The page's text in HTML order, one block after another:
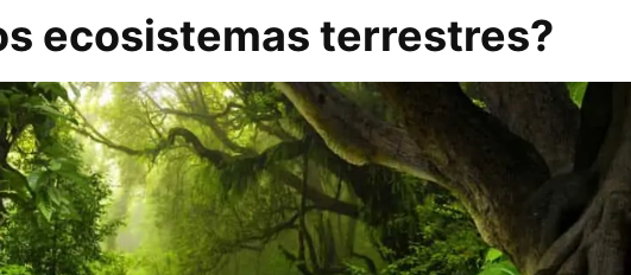
ecosistemas terrestres?